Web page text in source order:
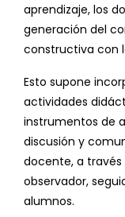
aprendizaje, los
generación del
constructiva con
Esto supone
actividades
instrumentos de
discusión y
docente, a través
observador,
alumnos.